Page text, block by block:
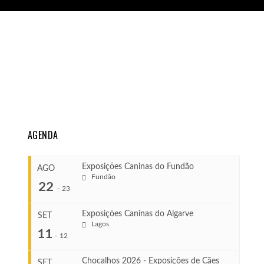
AGENDA
AGO
22 - 23
Exposições Caninas do Fundão
Fundão
SET
11 - 12
Exposições Caninas do Algarve
Lagos
Chocalhos 2026 - Exposições de Cães